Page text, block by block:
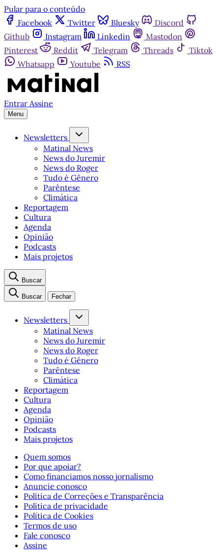
Pular para o conteúdo
Facebook
Twitter Bluesky
Discord
Github
Instagram Linkedin
Mastodon
Pinterest
Reddit Telegram Threads
Tiktok
Whatsapp
Youtube RSS
Entrar Assine
Menu
Newsletters
Matinal News
News do Juremir
News do Roger
Tudo é Gênero
Parêntese
Climática
Reportagem
Cultura
Agenda
Opinião
Podcasts
Mais projetos
Buscar
Buscar Fechar
Newsletters
Matinal News
News do Juremir
News do Roger
Tudo é Gênero
Parêntese
Climática
Reportagem
Cultura
Agenda
Opinião
Podcasts
Mais projetos
Quem somos
Por que apoiar?
Como financiamos nosso jornalismo
Anuncie conosco
Política de Correções e Transparência
Política de privacidade
Política de Cookies
Termos de uso
Fale conosco
Assine